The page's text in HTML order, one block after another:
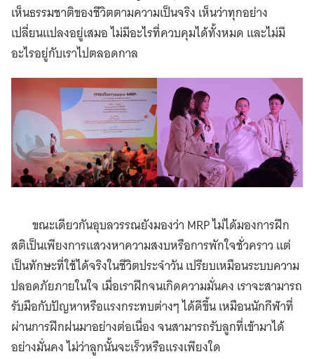
เห็นธรรมชาติของชีวิตตามความเป็นจริง เห็นว่าทุกอย่าง
เปลี่ยนแปลงอยู่เสมอ ไม่มีอะไรที่ควบคุมได้ทั้งหมด และไม่มี
อะไรอยู่กับเราไปตลอดกาล
ขณะเดียวกันอุบลวรรณยังมองว่า MRP ไม่ได้มองการฝึก
สติเป็นเพียงการแสวงหาความสงบหรือการพักใจชั่วคราว แต่
เป็นทักษะที่ใช้ได้จริงในชีวิตประจำวัน เปรียบเหมือนระบบความ
ปลอดภัยภายในใจ เมื่อเราฝึกจนเกิดความมั่นคง เราจะสามารถ
รับมือกับปัญหาหรือแรงกระทบต่างๆ ได้ดีขึ้น เหมือนนักกีฬาที่
ผ่านการฝึกฝนมาอย่างต่อเนื่อง จนสามารถรับลูกที่เข้ามาได้
อย่างมั่นคง ไม่ว่าลูกนั้นจะเร็วหรือแรงเพียงใด